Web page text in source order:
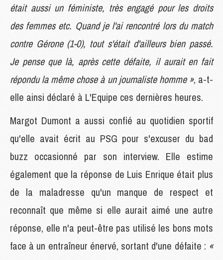
était aussi un féministe, très engagé pour les droits
des femmes etc. Quand je l'ai rencontré lors du match
contre Gérone (1-0), tout s'était d'ailleurs bien passé.
Je pense que là, après cette défaite, il aurait en fait
répondu la même chose à un journaliste homme », a-t-
elle ainsi déclaré à L'Equipe ces dernières heures.
Margot Dumont a aussi confié au quotidien sportif
qu'elle avait écrit au PSG pour s'excuser du bad
buzz occasionné par son interview. Elle estime
également que la réponse de Luis Enrique était plus
de la maladresse qu'un manque de respect et
reconnaît que même si elle aurait aimé une autre
réponse, elle n'a peut-être pas utilisé les bons mots
face à un entraîneur énervé, sortant d'une défaite : «